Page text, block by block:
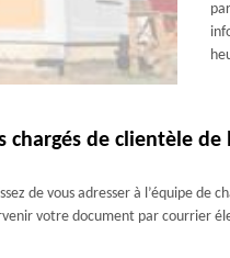
de clientèle
de vous adresser à l’équipe de
votre document par courrier